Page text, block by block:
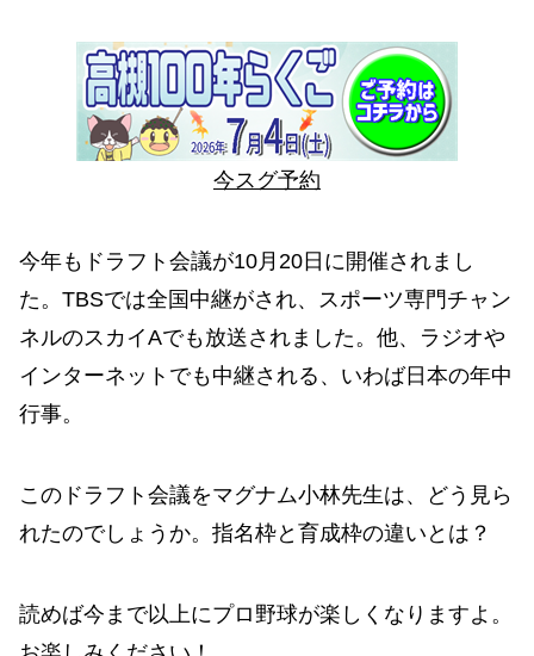
今スグ予約
今年もドラフト会議が10月20日に開催されまし
た。TBSでは全国中継がされ、スポーツ専門チャン
ネルのスカイAでも放送されました。他、ラジオや
インターネットでも中継される、いわば日本の年中
行事。
このドラフト会議をマグナム小林先生は、どう見ら
れたのでしょうか。指名枠と育成枠の違いとは？
読めば今まで以上にプロ野球が楽しくなりますよ。